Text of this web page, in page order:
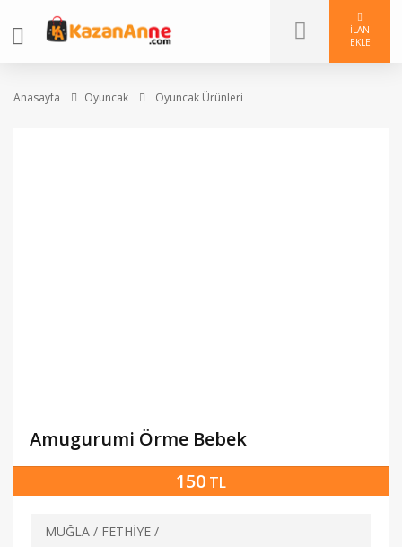
İLAN
EKLE
Anasayfa Oyuncak Oyuncak Ürünleri
Amugurumi Örme Bebek
150 TL
MUĞLA / FETHİYE /